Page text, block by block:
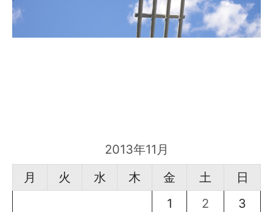
2013年11月
月
火 水 木 金 土
日
1
2
3